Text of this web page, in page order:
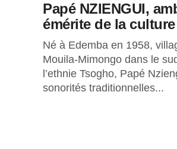
Papé NZIENGUI,
émérite de la
Né à Edemba en 1958,
Mouila-Mimongo dans le
l’ethnie Tsogho, Papé
sonorités traditionnelles...